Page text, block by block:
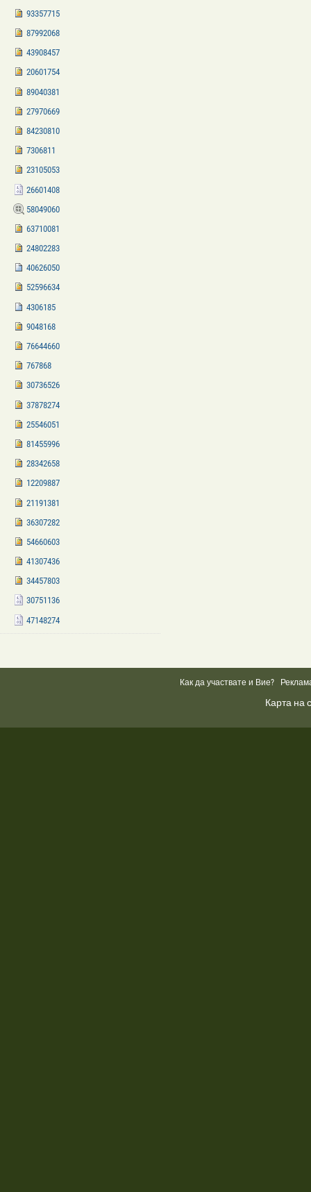
93357715
87992068
43908457
20601754
89040381
27970669
84230810
7306811
23105053
26601408
58049060
63710081
24802283
40626050
52596634
4306185
9048168
76644660
767868
30736526
37878274
25546051
81455996
28342658
12209887
21191381
36307282
54660603
41307436
34457803
30751136
47148274
Как да участвате и Вие?
Карта на